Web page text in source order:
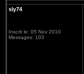
sly74
Inscrit le: 05 Nov 2010
Messages: 103